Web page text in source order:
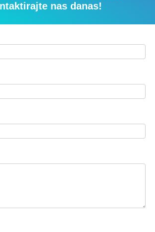
nas danas!